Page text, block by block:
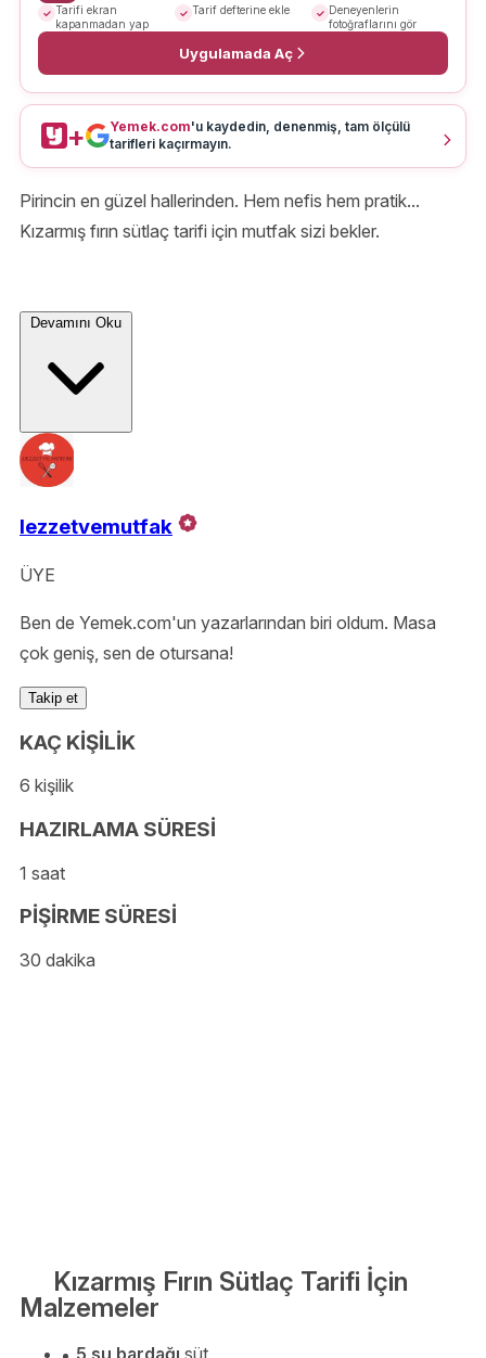
Tarifi ekran
kapanmadan yap
Tarif defterine ekle
Deneyenlerin
fotoğraflarını gör
Uygulamada Aç
+ Yemek.com'u kaydedin, denenmiş, tam ölçülü
tarifleri kaçırmayın.
Pirincin en güzel hallerinden. Hem nefis hem pratik...
Kızarmış fırın sütlaç tarifi için mutfak sizi bekler.
Devamını Oku
lezzetvemutfak
ÜYE
Ben de Yemek.com'un yazarlarından biri oldum. Masa
çok geniş, sen de otursana!
Takip et
KAÇ KİŞİLİK
6 kişilik
HAZIRLAMA SÜRESİ
1 saat
PİŞİRME SÜRESİ
30 dakika
Kızarmış Fırın Sütlaç Tarifi İçin
Malzemeler
5 su bardağı süt